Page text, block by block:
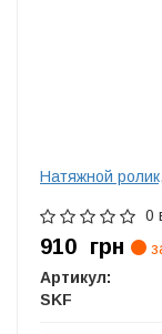
Натяжной
0
910 грн
Артикул:
SKF